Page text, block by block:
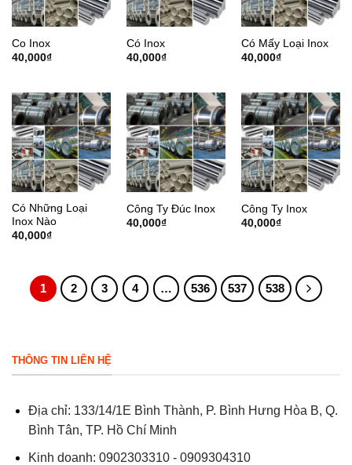
Co Inox
40,000₫
Có Inox
40,000₫
Có Mấy Loại Inox
40,000₫
Có Những Loại
Inox Nào
40,000₫
Công Ty Đúc Inox
40,000₫
Công Ty Inox
40,000₫
1 2 3 4 … 536 537 538
THÔNG TIN LIÊN HỆ
Địa chỉ: 133/14/1E Bình Thành, P. Bình Hưng Hòa B, Q.
Bình Tân, TP. Hồ Chí Minh
Kinh doanh: 0902303310 - 0909304310